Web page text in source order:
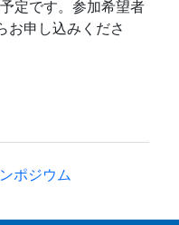
定です。参加希望者
お申し込みくださ
ポジウム